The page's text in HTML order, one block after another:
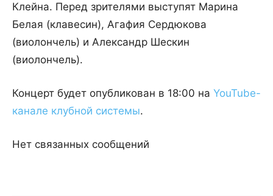
Клейна. Перед зрителями выступят Марина
Белая (клавесин), Агафия Сердюкова
(виолончель) и Александр Шескин
(виолончель).
Концерт будет опубликован в 18:00 на YouTube-
канале клубной системы.
Нет связанных сообщений